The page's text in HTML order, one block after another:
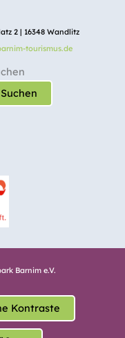
2 | 16348 Wandlitz
tourismus.de
Suchen
Barnim e.V.
Kontraste